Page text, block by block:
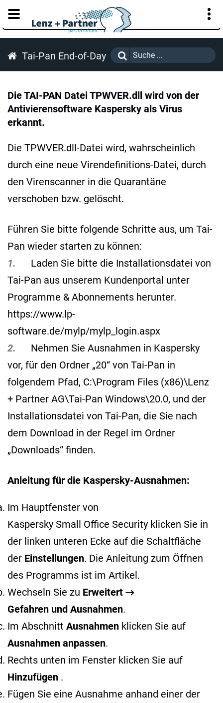
KUNDENPORTAL
Tai-Pan End-of-Day
Die TAI-PAN Datei TPWVER.dll wird von der
Antivierensoftware Kaspersky als Virus
erkannt.
Die TPWVER.dll-Datei wird, wahrscheinlich
durch eine neue Virendefinitions-Datei, durch
den Virenscanner in die Quarantäne
verschoben bzw. gelöscht.
Führen Sie bitte folgende Schritte aus, um Tai-
Pan wieder starten zu können:
1.
Laden Sie bitte die Installationsdatei von
Tai-Pan aus unserem Kundenportal unter
Programme & Abonnements herunter.
https://www.lp-
software.de/mylp/mylp_login.aspx
2.
Nehmen Sie Ausnahmen in Kaspersky
vor, für den Ordner „20“ von Tai-Pan in
folgendem Pfad, C:\Program Files (x86)\Lenz
+ Partner AG\Tai-Pan Windows\20.0, und der
Installationsdatei von Tai-Pan, die Sie nach
dem Download in der Regel im Ordner
„Downloads“ finden.
Anleitung für die Kaspersky-Ausnahmen:
Im Hauptfenster von
Kaspersky Small Office Security klicken Sie in
der linken unteren Ecke auf die Schaltfläche
der Einstellungen. Die Anleitung zum Öffnen
des Programms ist im Artikel.
Wechseln Sie zu Erweitert →
Gefahren und Ausnahmen.
Im Abschnitt Ausnahmen klicken Sie auf
Ausnahmen anpassen.
Rechts unten im Fenster klicken Sie auf
Hinzufügen .
Fügen Sie eine Ausnahme anhand einer der